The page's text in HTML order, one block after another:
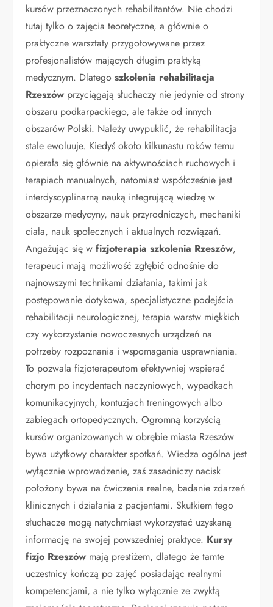
kursów przeznaczonych rehabilitantów. Nie chodzi
tutaj tylko o zajęcia teoretyczne, a głównie o
praktyczne warsztaty przygotowywane przez
profesjonalistów mających długim praktyką
medycznym. Dlategoszkolenia rehabilitacja
Rzeszów przyciągają słuchaczy nie jedynie od strony
obszaru podkarpackiego, ale także od innych
obszarów Polski. Należy uwypuklić, że rehabilitacja
stale ewoluuje. Kiedyś około kilkunastu roków temu
opierała się głównie na aktywnościach ruchowych i
terapiach manualnych, natomiast współcześnie jest
interdyscyplinarną nauką integrującą wiedzę w
obszarze medycyny, nauk przyrodniczych, mechaniki
ciała, nauk społecznych i aktualnych rozwiązań.
Angażując się wfizjoterapia szkolenia Rzeszów,
terapeuci mają możliwość zgłębić odnośnie do
najnowszymi technikami działania, takimi jak
postępowanie dotykowa, specjalistyczne podejścia
rehabilitacji neurologicznej, terapia warstw miękkich
czy wykorzystanie nowoczesnych urządzeń na
potrzeby rozpoznania i wspomagania usprawniania.
To pozwala fizjoterapeutom efektywniej wspierać
chorym po incydentach naczyniowych, wypadkach
komunikacyjnych, kontuzjach treningowych albo
zabiegach ortopedycznych. Ogromną korzyścią
kursów organizowanych w obrębie miasta Rzeszów
bywa użytkowy charakter spotkań. Wiedza ogólna jest
wyłącznie wprowadzenie, zaś zasadniczy nacisk
położony bywa na ćwiczenia realne, badanie zdarzeń
klinicznych i działania z pacjentami. Skutkiem tego
słuchacze mogą natychmiast wykorzystać uzyskaną
informację na swojej powszedniej praktyce. Kursy
fizjo Rzeszów mają prestiżem, dlatego że tamte
uczestnicy kończą po zajęć posiadając realnymi
kompetencjami, a nie tylko wyłącznie ze zwykłą